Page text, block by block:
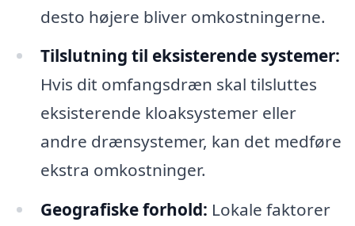
desto højere bliver omkostningerne.
Tilslutning til eksisterende systemer:
Hvis dit omfangsdræn skal tilsluttes
eksisterende kloaksystemer eller
andre drænsystemer, kan det medføre
ekstra omkostninger.
Geografiske forhold: Lokale faktorer